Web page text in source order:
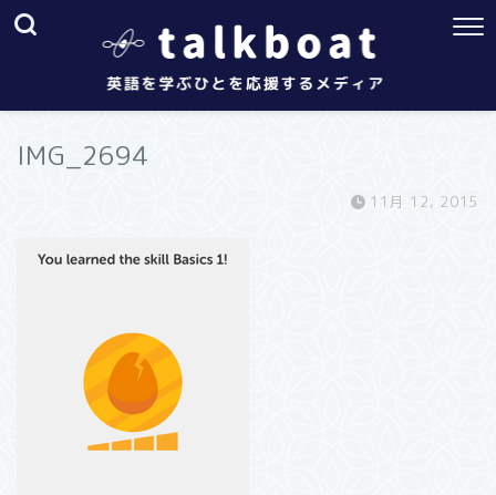
IMG_2694
11月 12, 2015